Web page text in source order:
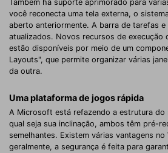
Também há suporte aprimorado para
você reconecta uma tela externa, o
aberto anteriormente. A barra de tarefas
atualizados. Novos recursos de execução
estão disponíveis por meio de um
Layouts", que permite organizar várias
da outra.
Uma plataforma de jogos rápida
A Microsoft está refazendo a estrutura do
qual seja sua inclinação, ambos têm pré-
semelhantes. Existem várias vantagens no
geralmente, a segurança é feita para